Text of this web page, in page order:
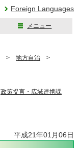
Foreign Languages
メニュー
> 地方自治 >
政策提言・広域連携課
平成21年01月06日